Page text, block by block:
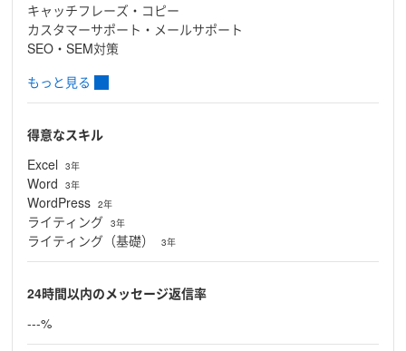
キャッチフレーズ・コピー
カスタマーサポート・メールサポート
SEO・SEM対策
もっと見る
得意なスキル
Excel
3年
Word 3年
WordPress 2年
ライティング 3年
ライティング（基礎） 3年
24時間以内のメッセージ返信率
---%